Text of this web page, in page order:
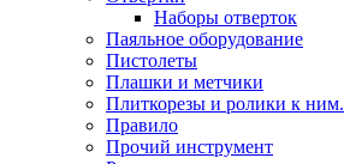
Наборы отверток
Паяльное оборудование
Пистолеты
Плашки и метчики
Плиткорезы и ролики к ним.
Правило
Прочий инструмент